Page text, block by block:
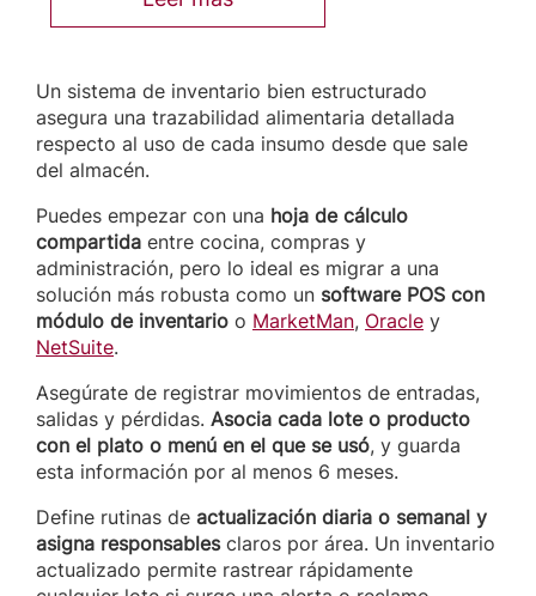
Un sistema de inventario bien estructurado
asegura una trazabilidad alimentaria detallada
respecto al uso de cada insumo desde que sale
del almacén.
Puedes empezar con una hoja de cálculo
compartida entre cocina, compras y
administración, pero lo ideal es migrar a una
solución más robusta como un software POS con
módulo de inventario o MarketMan, Oracle y
NetSuite.
Asegúrate de registrar movimientos de entradas,
salidas y pérdidas. Asocia cada lote o producto
con el plato o menú en el que se usó, y guarda
esta información por al menos 6 meses.
Define rutinas de actualización diaria o semanal y
asigna responsablesclaros por área. Un inventario
actualizado permite rastrear rápidamente